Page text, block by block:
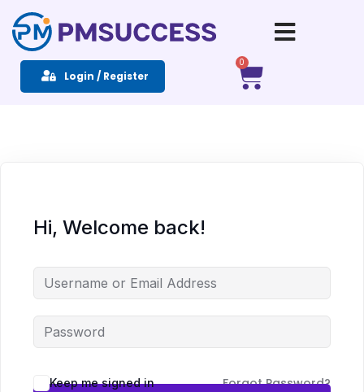
Login / Register
0
Hi, Welcome back!
Keep me signed in
Forgot Password?
Sign in Sign up
Sign in
Remember me Lost your password?